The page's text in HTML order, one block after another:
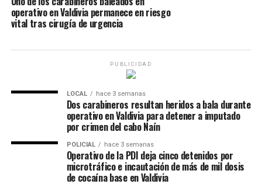
operativo en Valdivia permanece en riesgo
vital tras cirugía de urgencia
PUBLICIDAD
LOCAL hace 3 semanas
Dos carabineros resultan heridos a bala durante
operativo en Valdivia para detener a imputado
por crimen del cabo Naín
POLICIAL hace 3 semanas
Operativo de la PDI deja cinco detenidos por
microtráfico e incautación de más de mil dosis
de cocaína base en Valdivia